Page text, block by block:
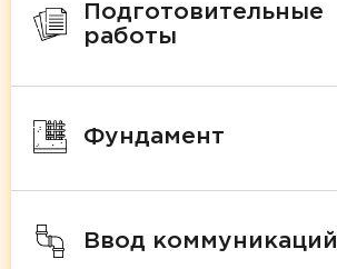
Подготовительные
работы
Фундамент
Ввод коммуникаций